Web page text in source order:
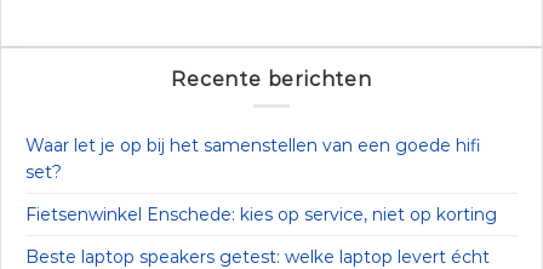
Recente berichten
Waar let je op bij het samenstellen van een goede hifi
set?
Fietsenwinkel Enschede: kies op service, niet op korting
Beste laptop speakers getest: welke laptop levert écht